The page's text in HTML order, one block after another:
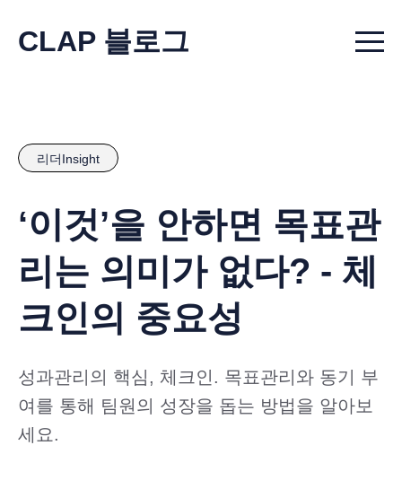
CLAP 블로그 Menu
리더Insight
‘이것’을 안하면 목표관
리는 의미가 없다? - 체
크인의 중요성
성과관리의 핵심, 체크인. 목표관리와 동기 부
여를 통해 팀원의 성장을 돕는 방법을 알아보
세요.